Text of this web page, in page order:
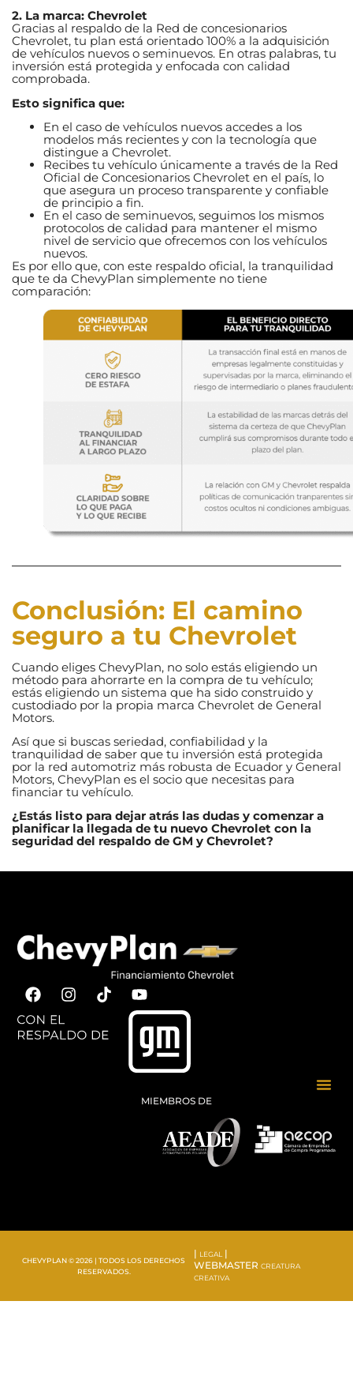
2. La marca: Chevrolet
Gracias al respaldo de la Red de concesionarios
Chevrolet, tu plan está orientado 100% a la adquisición
de vehículos nuevos o seminuevos. En otras palabras, tu
inversión está protegida y enfocada con calidad
comprobada.
Esto significa que:
En el caso de vehículos nuevos accedes a los
modelos más recientes y con la tecnología que
distingue a Chevrolet.
Recibes tu vehículo únicamente a través de la Red
Oficial de Concesionarios Chevrolet en el país, lo
que asegura un proceso transparente y confiable
de principio a fin.
En el caso de seminuevos, seguimos los mismos
protocolos de calidad para mantener el mismo
nivel de servicio que ofrecemos con los vehículos
nuevos.
Es por ello que, con este respaldo oficial, la tranquilidad
que te da ChevyPlan simplemente no tiene
comparación:
Conclusión: El camino
seguro a tu Chevrolet
Cuando eliges ChevyPlan, no solo estás eligiendo un
método para ahorrarte en la compra de tu vehículo;
estás eligiendo un sistema que ha sido construido y
custodiado por la propia marca Chevrolet de General
Motors.
Así que si buscas seriedad, confiabilidad y la
tranquilidad de saber que tu inversión está protegida
por la red automotriz más robusta de Ecuador y General
Motors, ChevyPlan es el socio que necesitas para
financiar tu vehículo.
¿Estás listo para dejar atrás las dudas y comenzar a
planificar la llegada de tu nuevo Chevrolet con la
seguridad del respaldo de GM y Chevrolet?
MIEMBROS DE
CHEVYPLAN © 2026 | TODOS LOS DERECHOS
RESERVADOS.
| LEGAL |
WEBMASTER CREATURA
CREATIVA